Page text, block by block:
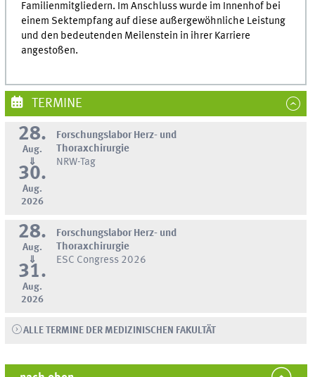
Familienmitgliedern. Im Anschluss wurde im Innenhof bei
einem Sektempfang auf diese außergewöhnliche Leistung
und den bedeutenden Meilenstein in ihrer Karriere
angestoßen.
TERMINE
28.
Aug.
⇓
30.
Aug.
2026
Forschungslabor Herz- und
Thoraxchirurgie
NRW-Tag
28.
Aug.
⇓
31.
Aug.
2026
Forschungslabor Herz- und
Thoraxchirurgie
ESC Congress 2026
ALLE TERMINE DER MEDIZINISCHEN FAKULTÄT